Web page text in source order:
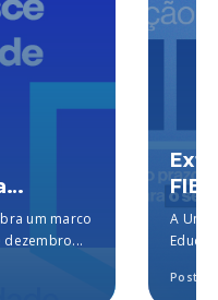
aum marco
FIES
A